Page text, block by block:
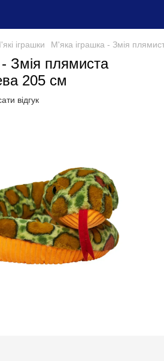
іграшки М'яка іграшка - Змія
Змія плямиста
205 см
відгук